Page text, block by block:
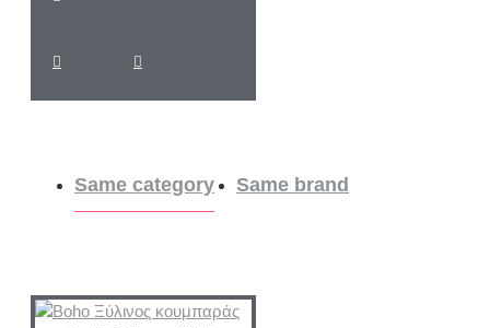
Same category Same brand